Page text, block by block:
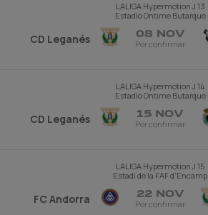
LALIGA Hypermotion J 13
Estadio Ontime Butarque
CD Leganés 08 NOV
Por confirmar
LALIGA Hypermotion J 14
Estadio Ontime Butarque
CD Leganés 15 NOV
Por confirmar
LALIGA Hypermotion J 15
Estadi de la FAF d'Encamp
FC Andorra 22 NOV
Por confirmar